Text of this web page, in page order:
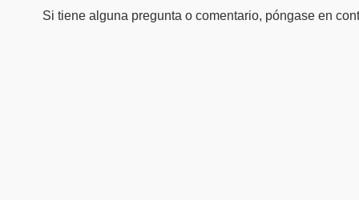
Si tiene alguna pregunta o comentario, póngase en